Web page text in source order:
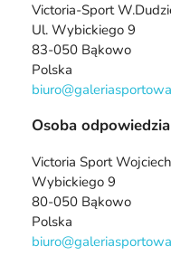
Victoria-Sport
Ul. Wybickiego 9
83-050 Bąkowo
Polska
Osoba
Victoria Sport
Wybickiego 9
80-050 Bąkowo
Polska